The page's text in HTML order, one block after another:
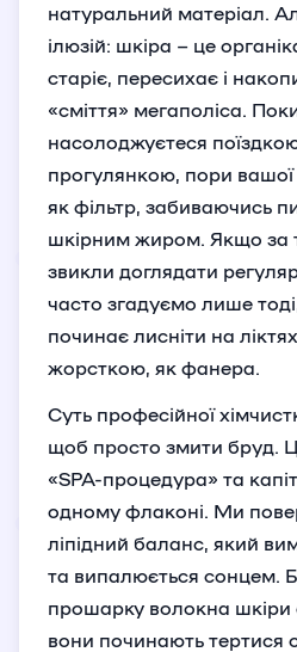
натуральний матеріал.
ілюзій: шкіра – це
старіє, пересихає і
«сміття» мегаполіса.
насолоджуєтеся
прогулянкою, пори
як фільтр, забиваючись
шкірним жиром. Якщо за
звикли доглядати
часто згадуємо лише
починає лисніти на
жорсткою, як фанера.
Суть професійної
щоб просто змити бруд.
«SPA-процедура» та
одному флаконі. Ми
ліпідний баланс, який
та випалюється сонцем.
прошарку волокна
вони починають тертися